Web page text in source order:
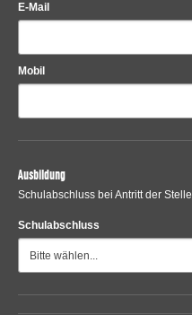
E-Mail
Mobil
Ausbildung
Schulabschluss bei Antritt der Stelle
Schulabschluss